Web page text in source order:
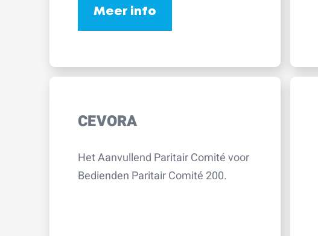
Meer info
CEVORA
Het Aanvullend Paritair Comité voor
Bedienden Paritair Comité 200.